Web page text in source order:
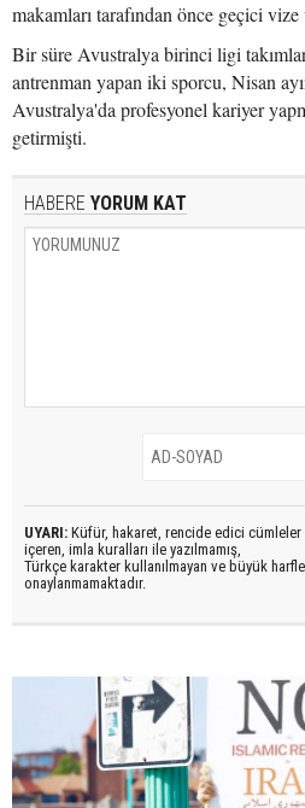
makamları tarafından önce geçici
Bir süre Avustralya birinci ligi
antrenman yapan iki sporcu, Nisan
Avustralya'da profesyonel kariyer
getirmişti.
HABERE YORUM KAT
UYARI: Küfür, hakaret, rencide edici cümleler
içeren, imla kuralları ile yazılmamış,
Türkçe karakter kullanılmayan ve büyük
onaylanmamaktadır.